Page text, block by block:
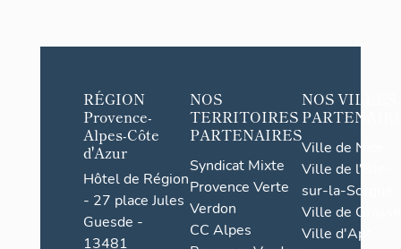
RÉGION
Provence-
Alpes-Côte
d'Azur
Hôtel de Région
- 27 place Jules
Guesde -
13481
NOS
TERRITOIRES
PARTENAIRES
Syndicat Mixte
Provence Verte
Verdon
CC Alpes
NOS VILLES
Ville de Nice
Ville de l'Isle-
sur-la-Sorgue
Ville de Grasse
Ville d'Apt